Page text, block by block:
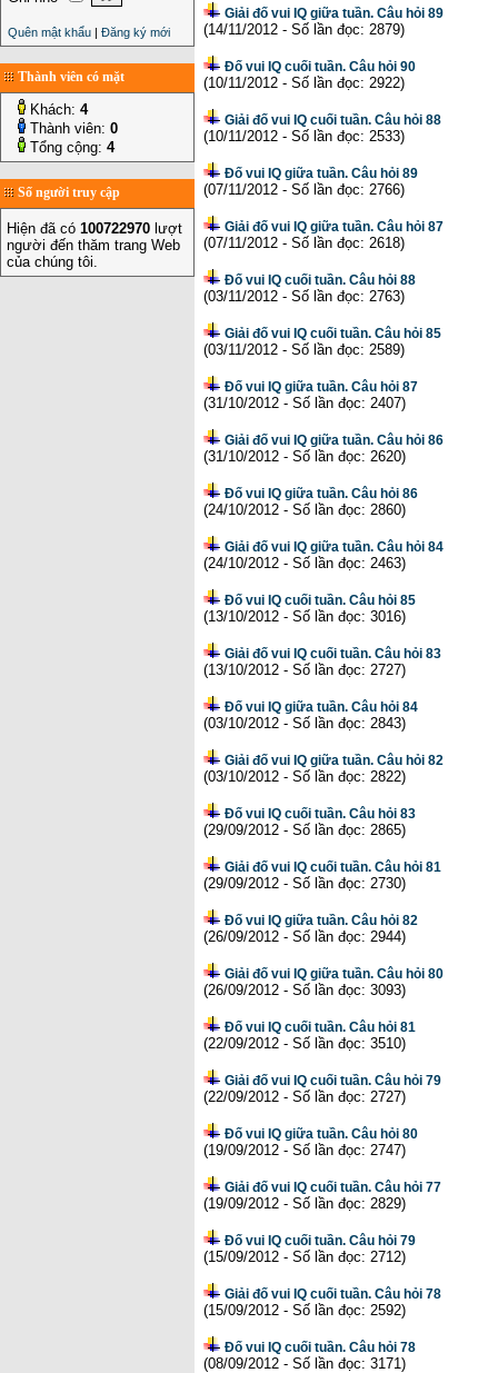
Quên mật khẩu | Đăng ký mới
Thành viên có mặt
Khách: 4
Thành viên: 0
Tổng cộng: 4
Số người truy cập
Hiện đã có 100722970 lượt
người đến thăm trang Web
của chúng tôi.
Giải đố vui IQ giữa tuần. Câu hỏi 89
(14/11/2012 - Số lần đọc: 2879)
Đố vui IQ cuối tuần. Câu hỏi 90
(10/11/2012 - Số lần đọc: 2922)
Giải đố vui IQ cuối tuần. Câu hỏi 88
(10/11/2012 - Số lần đọc: 2533)
Đố vui IQ giữa tuần. Câu hỏi 89
(07/11/2012 - Số lần đọc: 2766)
Giải đố vui IQ giữa tuần. Câu hỏi 87
(07/11/2012 - Số lần đọc: 2618)
Đố vui IQ cuối tuần. Câu hỏi 88
(03/11/2012 - Số lần đọc: 2763)
Giải đố vui IQ cuối tuần. Câu hỏi 85
(03/11/2012 - Số lần đọc: 2589)
Đố vui IQ giữa tuần. Câu hỏi 87
(31/10/2012 - Số lần đọc: 2407)
Giải đố vui IQ giữa tuần. Câu hỏi 86
(31/10/2012 - Số lần đọc: 2620)
Đố vui IQ giữa tuần. Câu hỏi 86
(24/10/2012 - Số lần đọc: 2860)
Giải đố vui IQ giữa tuần. Câu hỏi 84
(24/10/2012 - Số lần đọc: 2463)
Đố vui IQ cuối tuần. Câu hỏi 85
(13/10/2012 - Số lần đọc: 3016)
Giải đố vui IQ cuối tuần. Câu hỏi 83
(13/10/2012 - Số lần đọc: 2727)
Đố vui IQ giữa tuần. Câu hỏi 84
(03/10/2012 - Số lần đọc: 2843)
Giải đố vui IQ giữa tuần. Câu hỏi 82
(03/10/2012 - Số lần đọc: 2822)
Đố vui IQ cuối tuần. Câu hỏi 83
(29/09/2012 - Số lần đọc: 2865)
Giải đố vui IQ cuối tuần. Câu hỏi 81
(29/09/2012 - Số lần đọc: 2730)
Đố vui IQ giữa tuần. Câu hỏi 82
(26/09/2012 - Số lần đọc: 2944)
Giải đố vui IQ giữa tuần. Câu hỏi 80
(26/09/2012 - Số lần đọc: 3093)
Đố vui IQ cuối tuần. Câu hỏi 81
(22/09/2012 - Số lần đọc: 3510)
Giải đố vui IQ cuối tuần. Câu hỏi 79
(22/09/2012 - Số lần đọc: 2727)
Đố vui IQ giữa tuần. Câu hỏi 80
(19/09/2012 - Số lần đọc: 2747)
Giải đố vui IQ cuối tuần. Câu hỏi 77
(19/09/2012 - Số lần đọc: 2829)
Đố vui IQ cuối tuần. Câu hỏi 79
(15/09/2012 - Số lần đọc: 2712)
Giải đố vui IQ cuối tuần. Câu hỏi 78
(15/09/2012 - Số lần đọc: 2592)
Đố vui IQ cuối tuần. Câu hỏi 78
(08/09/2012 - Số lần đọc: 3171)